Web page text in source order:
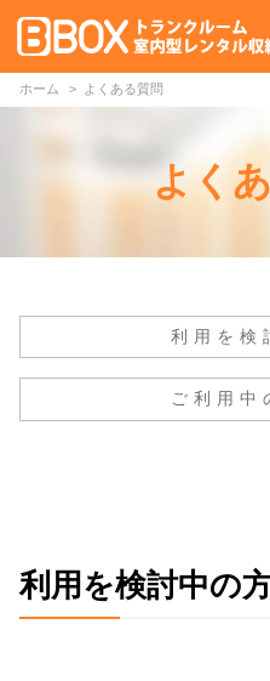
ホーム よくある質問
よく
利用を検
ご利用中
利用を検討中の